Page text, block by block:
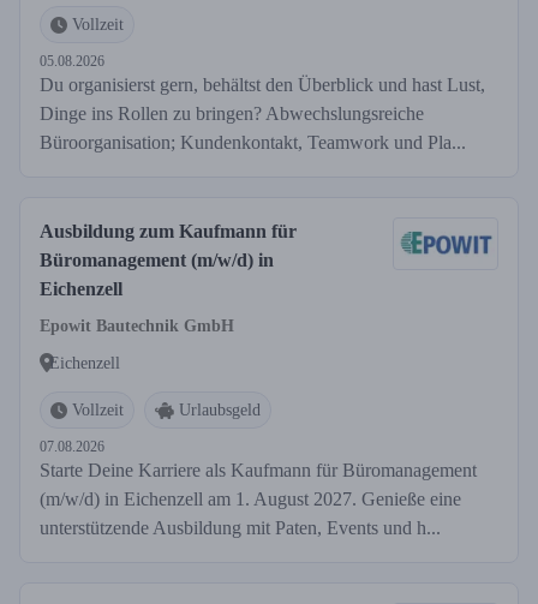
Vollzeit
05.08.2026
Du organisierst gern, behältst den Überblick und hast Lust,
Dinge ins Rollen zu bringen? Abwechslungsreiche
Büroorganisation; Kundenkontakt, Teamwork und Pla...
Ausbildung zum Kaufmann für
Büromanagement (m/w/d) in
Eichenzell
Epowit Bautechnik GmbH
Eichenzell
Vollzeit Urlaubsgeld
07.08.2026
Starte Deine Karriere als Kaufmann für Büromanagement
(m/w/d) in Eichenzell am 1. August 2027. Genieße eine
unterstützende Ausbildung mit Paten, Events und h...